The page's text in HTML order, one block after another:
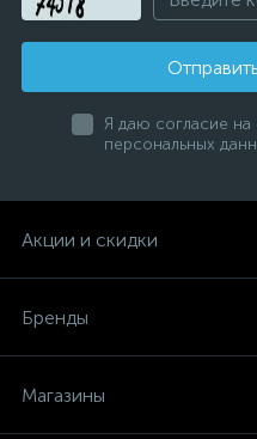
Я даю согласие
персональных
Акции и скидки
Бренды
Магазины